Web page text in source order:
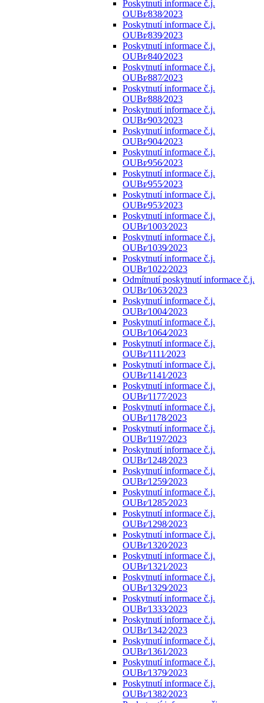
Poskytnutí informace č.j.
OUBr⁄838⁄2023
Poskytnutí informace č.j.
OUBr⁄839⁄2023
Poskytnutí informace č.j.
OUBr⁄840⁄2023
Poskytnutí informace č.j.
OUBr⁄887⁄2023
Poskytnutí informace č.j.
OUBr⁄888⁄2023
Poskytnutí informace č.j.
OUBr⁄903⁄2023
Poskytnutí informace č.j.
OUBr⁄904⁄2023
Poskytnutí informace č.j.
OUBr⁄956⁄2023
Poskytnutí informace č.j.
OUBr⁄955⁄2023
Poskytnutí informace č.j.
OUBr⁄953⁄2023
Poskytnutí informace č.j.
OUBr⁄1003⁄2023
Poskytnutí informace č.j.
OUBr⁄1039⁄2023
Poskytnutí informace č.j.
OUBr⁄1022⁄2023
Odmítnutí poskytnutí informace č.j.
OUBr⁄1063⁄2023
Poskytnutí informace č.j.
OUBr⁄1004⁄2023
Poskytnutí informace č.j.
OUBr⁄1064⁄2023
Poskytnutí informace č.j.
OUBr⁄1111⁄2023
Poskytnutí informace č.j.
OUBr⁄1141⁄2023
Poskytnutí informace č.j.
OUBr⁄1177⁄2023
Poskytnutí informace č.j.
OUBr⁄1178⁄2023
Poskytnutí informace č.j.
OUBr⁄1197⁄2023
Poskytnutí informace č.j.
OUBr⁄1248⁄2023
Poskytnutí informace č.j.
OUBr⁄1259⁄2023
Poskytnutí informace č.j.
OUBr⁄1285⁄2023
Poskytnutí informace č.j.
OUBr⁄1298⁄2023
Poskytnutí informace č.j.
OUBr⁄1320⁄2023
Poskytnutí informace č.j.
OUBr⁄1321⁄2023
Poskytnutí informace č.j.
OUBr⁄1329⁄2023
Poskytnutí informace č.j.
OUBr⁄1333⁄2023
Poskytnutí informace č.j.
OUBr⁄1342⁄2023
Poskytnutí informace č.j.
OUBr⁄1361⁄2023
Poskytnutí informace č.j.
OUBr⁄1379⁄2023
Poskytnutí informace č.j.
OUBr⁄1382⁄2023